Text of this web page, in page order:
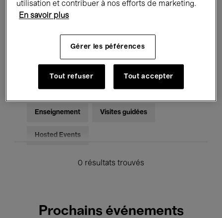
Rencontres & Débats Jazz
Musique électronique
Pour tous Kids’ Palace
Enseignement Visites guidées
Hosted Events
0 résultats trouvés
Prochains événements
utilisation et contribuer à nos efforts de marketing.
En savoir plus
Gérer les péférences
Tout refuser Tout accepter